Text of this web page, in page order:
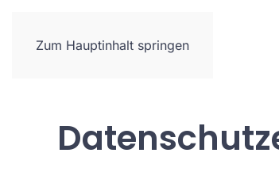
Zum Hauptinhalt springen